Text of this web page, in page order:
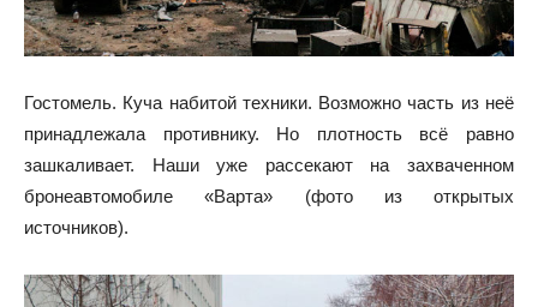
Гостомель. Куча набитой техники. Возможно часть из неё
принадлежала противнику. Но плотность всё равно
зашкаливает. Наши уже рассекают на захваченном
бронеавтомобиле «Варта» (фото из открытых
источников).